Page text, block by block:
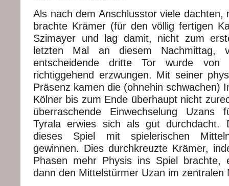
Als nach dem Anschlusstor viele dachten,
brachte Krämer (für den völlig fertigen
Szimayer und lag damit, nicht zum
letzten Mal an diesem Nachmittag,
entscheidende dritte Tor wurde von
richtiggehend erzwungen. Mit seiner
Präsenz kamen die (ohnehin schwachen)
Kölner bis zum Ende überhaupt nicht
überraschende Einwechselung Uzans
Tyrala erwies sich als gut durchdacht.
dieses Spiel mit spielerischen
gewinnen. Dies durchkreuzte Krämer,
Phasen mehr Physis ins Spiel brachte,
dann den Mittelstürmer Uzan im zentralen